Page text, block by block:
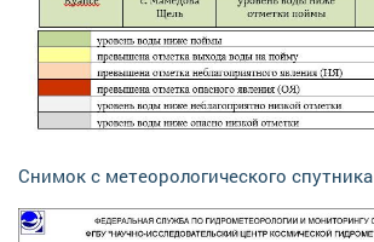
Снимок с метеорологического спутника